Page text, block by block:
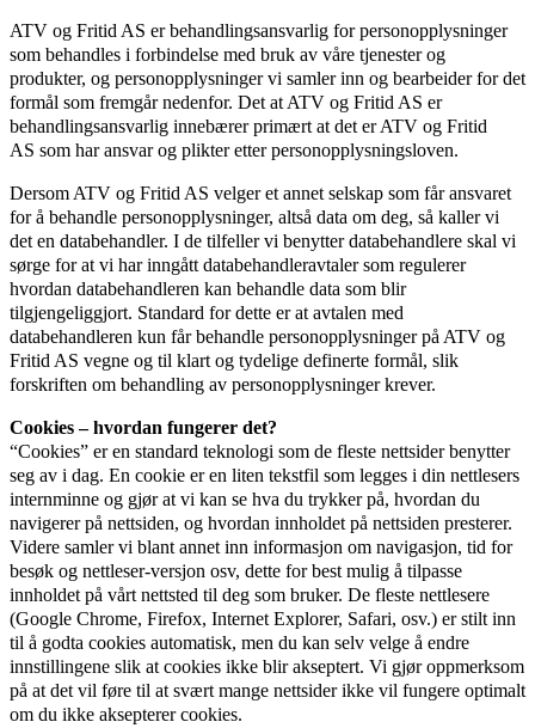
ATV og Fritid AS er behandlingsansvarlig for personopplysninger
som behandles i forbindelse med bruk av våre tjenester og
produkter, og personopplysninger vi samler inn og bearbeider for det
formål som fremgår nedenfor. Det at ATV og Fritid AS er
behandlingsansvarlig innebærer primært at det er ATV og Fritid
AS som har ansvar og plikter etter personopplysningsloven.
Dersom ATV og Fritid AS velger et annet selskap som får ansvaret
for å behandle personopplysninger, altså data om deg, så kaller vi
det en databehandler. I de tilfeller vi benytter databehandlere skal vi
sørge for at vi har inngått databehandleravtaler som regulerer
hvordan databehandleren kan behandle data som blir
tilgjengeliggjort. Standard for dette er at avtalen med
databehandleren kun får behandle personopplysninger på ATV og
Fritid AS vegne og til klart og tydelige definerte formål, slik
forskriften om behandling av personopplysninger krever.
Cookies – hvordan fungerer det?
“Cookies” er en standard teknologi som de fleste nettsider benytter
seg av i dag. En cookie er en liten tekstfil som legges i din nettlesers
internminne og gjør at vi kan se hva du trykker på, hvordan du
navigerer på nettsiden, og hvordan innholdet på nettsiden presterer.
Videre samler vi blant annet inn informasjon om navigasjon, tid for
besøk og nettleser-versjon osv, dette for best mulig å tilpasse
innholdet på vårt nettsted til deg som bruker. De fleste nettlesere
(Google Chrome, Firefox, Internet Explorer, Safari, osv.) er stilt inn
til å godta cookies automatisk, men du kan selv velge å endre
innstillingene slik at cookies ikke blir akseptert. Vi gjør oppmerksom
på at det vil føre til at svært mange nettsider ikke vil fungere optimalt
om du ikke aksepterer cookies.